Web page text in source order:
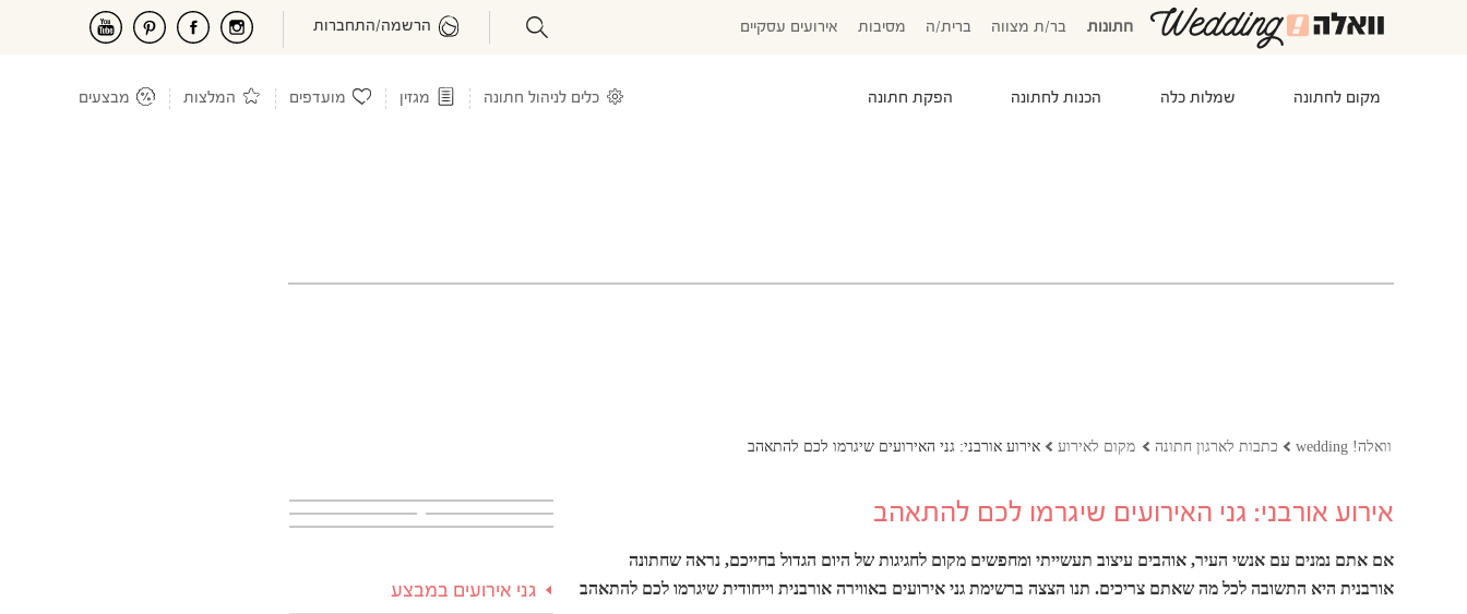
חתונות בר/ת מצווה ברית/ה מסיבות אירועים עסקיים הרשמה/התחברות
מקום לחתונה שמלות כלה הכנות לחתונה הפקת חתונה כלים לניהול חתונה מגזין מועדפים המלצות מבצעים
וואלה! wedding כתבות לארגון חתונה מקום לאירוע אירוע אורבני: גני האירועים שיגרמו לכם להתאהב
אירוע אורבני: גני האירועים שיגרמו לכם להתאהב
אם אתם נמנים עם אנשי העיר, אוהבים עיצוב תעשייתי ומחפשים מקום לחגיגות של היום הגדול בחייכם, נראה שחתונה
אורבנית היא התשובה לכל מה שאתם צריכים. תנו הצצה ברשימת גני אירועים באווירה אורבנית וייחודית שיגרמו לכם להתאהב
גני אירועים במבצע